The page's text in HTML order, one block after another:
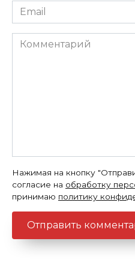
Email
*
Комментарий
Нажимая на кнопку
согласие на обработку
принимаю политику